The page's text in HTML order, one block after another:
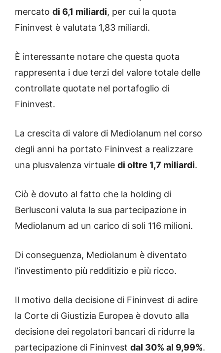
mercato di 6,1 miliardi, per cui la quota
Fininvest è valutata 1,83 miliardi.
È interessante notare che questa quota
rappresenta i due terzi del valore totale delle
controllate quotate nel portafoglio di
Fininvest.
La crescita di valore di Mediolanum nel corso
degli anni ha portato Fininvest a realizzare
una plusvalenza virtuale di oltre 1,7 miliardi.
Ciò è dovuto al fatto che la holding di
Berlusconi valuta la sua partecipazione in
Mediolanum ad un carico di soli 116 milioni.
Di conseguenza, Mediolanum è diventato
l’investimento più redditizio e più ricco.
Il motivo della decisione di Fininvest di adire
la Corte di Giustizia Europea è dovuto alla
decisione dei regolatori bancari di ridurre la
partecipazione di Fininvest dal 30% al 9,99%.